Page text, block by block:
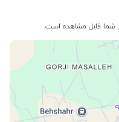
قابل مشاهده است.